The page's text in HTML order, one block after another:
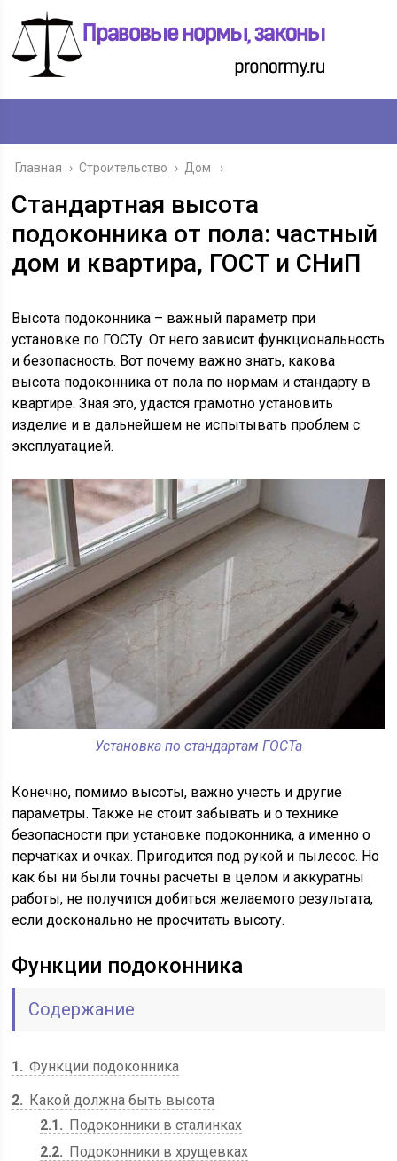
Главная › Строительство › Дом
Стандартная высота
подоконника от пола: частный
дом и квартира, ГОСТ и СНиП
Высота подоконника – важный параметр при
установке по ГОСТу. От него зависит функциональность
и безопасность. Вот почему важно знать, какова
высота подоконника от пола по нормам и стандарту в
квартире. Зная это, удастся грамотно установить
изделие и в дальнейшем не испытывать проблем с
эксплуатацией.
Установка по стандартам ГОСТа
Конечно, помимо высоты, важно учесть и другие
параметры. Также не стоит забывать и о технике
безопасности при установке подоконника, а именно о
перчатках и очках. Пригодится под рукой и пылесос. Но
как бы ни были точны расчеты в целом и аккуратны
работы, не получится добиться желаемого результата,
если досконально не просчитать высоту.
Функции подоконника
Содержание
1
Функции подоконника
2
Какой должна быть высота
2.1
Подоконники в сталинках
2.2
Подоконники в хрущевках